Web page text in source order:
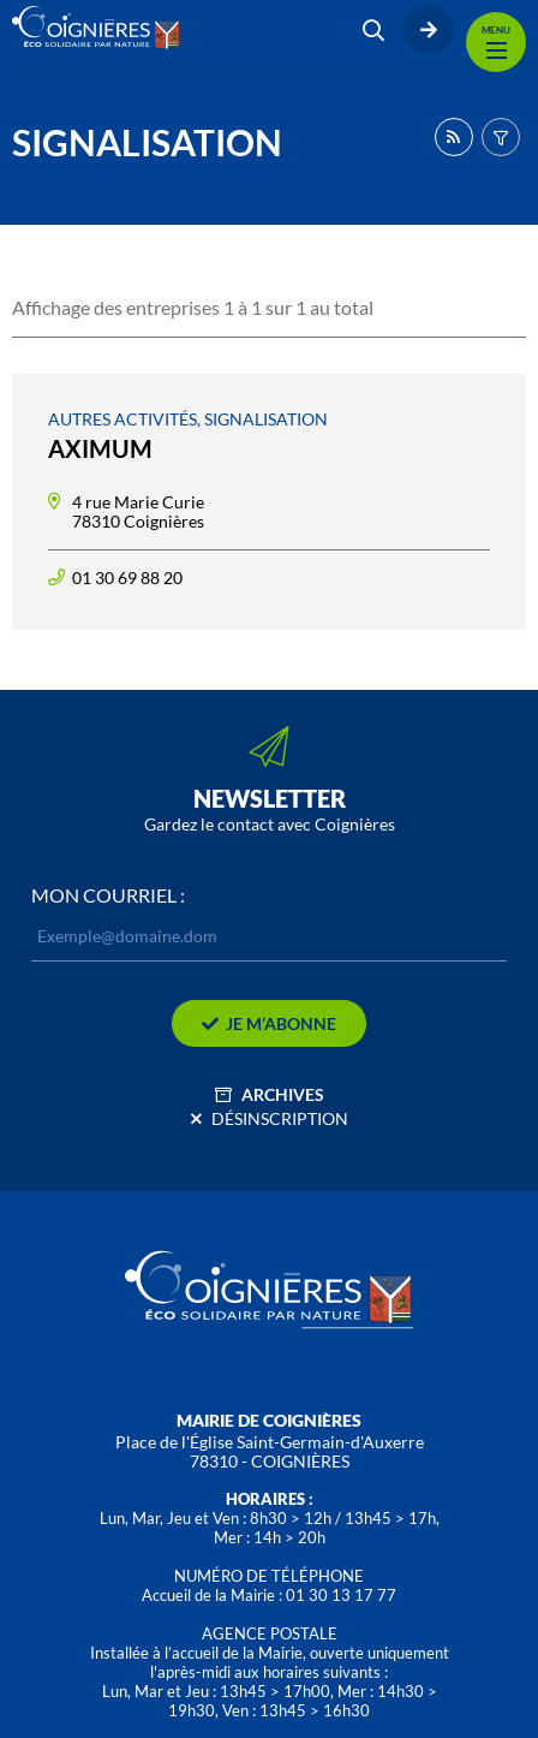
MENU
SIGNALISATION
Affichage des entreprises 1 à 1 sur 1 au total
AUTRES ACTIVITÉS, SIGNALISATION
AXIMUM
4 rue Marie Curie
78310 Coignières
01 30 69 88 20
NEWSLETTER
Gardez le contact avec Coignières
MON COURRIEL :
JE M’ABONNE
ARCHIVES
DÉSINSCRIPTION
MAIRIE DE COIGNIÈRES
Place de l'Église Saint-Germain-d'Auxerre
78310 - COIGNIÈRES
HORAIRES :
Lun, Mar, Jeu et Ven : 8h30 > 12h / 13h45 > 17h,
Mer : 14h > 20h
NUMÉRO DE TÉLÉPHONE
Accueil de la Mairie : 01 30 13 17 77
AGENCE POSTALE
Installée à l’accueil de la Mairie, ouverte uniquement
l'après-midi aux horaires suivants :
Lun, Mar et Jeu : 13h45 > 17h00, Mer : 14h30 >
19h30, Ven : 13h45 > 16h30